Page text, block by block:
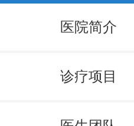
医院简介
诊疗项目